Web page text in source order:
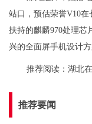
站口，预估荣誉V10
扶持的麒麟970处理芯
兴的全面屏手机设计
推荐阅读： 湖北
推荐要闻